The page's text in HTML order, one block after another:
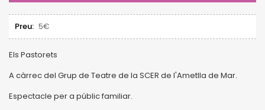
Preu: 5€
Els Pastorets
A càrrec del Grup de Teatre de la SCER de l'Ametlla de Mar.
Espectacle per a públic familiar.